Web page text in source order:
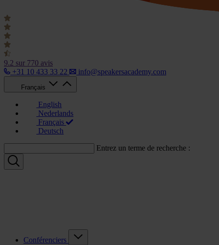
9.2 sur 770 avis
+31 10 433 33 22
info@speakersacademy.com
Français
English
Nederlands
Français
Deutsch
Entrez un terme de recherche :
Conférenciers